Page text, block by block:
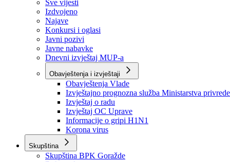
Aktuelno
Sve vijesti
Izdvojeno
Najave
Konkursi i oglasi
Javni pozivi
Javne nabavke
Dnevni izvještaj MUP-a
Obavještenja i izvještaji
Obavještenja Vlade
Izvještajno prognozna služba Ministarstva privrede
Izvještaj o radu
Izvještaj OC Uprave
Informacije o gripi H1N1
Korona virus